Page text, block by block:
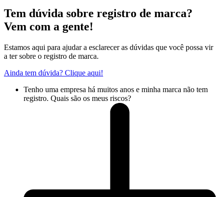
Tem dúvida sobre registro de marca?
Vem com a gente!
Estamos aqui para ajudar a esclarecer as dúvidas que você possa vir
a ter sobre o registro de marca.
Ainda tem dúvida? Clique aqui!
Tenho uma empresa há muitos anos e minha marca não tem
registro. Quais são os meus riscos?